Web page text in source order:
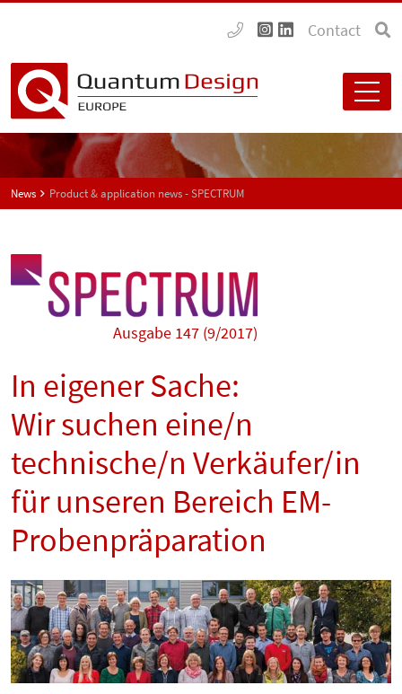
Contact
News Product & application news - SPECTRUM
Ausgabe 147 (9/2017)
In eigener Sache:
Wir suchen eine/n
technische/n Verkäufer/in
für unseren Bereich EM-
Probenpräparation